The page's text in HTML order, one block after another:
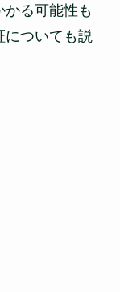
る可能性も
についても説